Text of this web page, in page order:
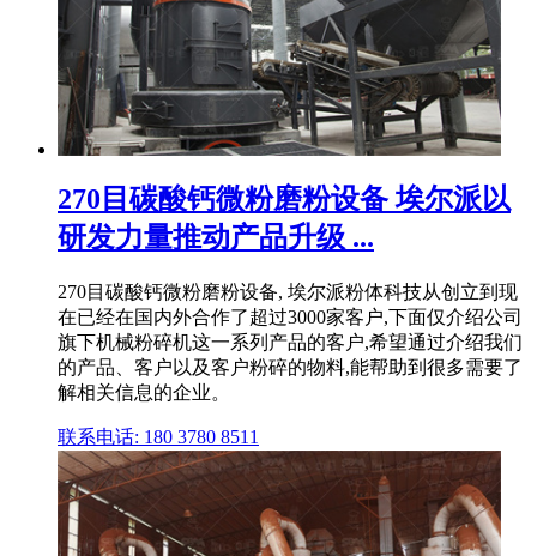
270目碳酸钙微粉磨粉设备 埃尔派以
研发力量推动产品升级 ...
270目碳酸钙微粉磨粉设备, 埃尔派粉体科技从创立到现
在已经在国内外合作了超过3000家客户,下面仅介绍公司
旗下机械粉碎机这一系列产品的客户,希望通过介绍我们
的产品、客户以及客户粉碎的物料,能帮助到很多需要了
解相关信息的企业。
联系电话: 180 3780 8511